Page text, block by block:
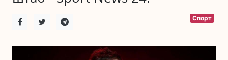
Спорт